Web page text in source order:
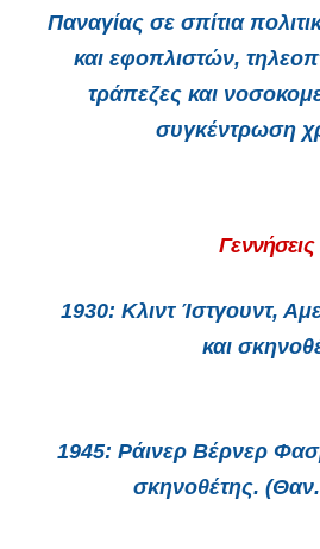
Παναγίας σε σπίτια
και εφοπλιστών,
τράπεζες και
συγκέντρωση
Γεννήσεις
1930: Κλιντ Ίστγουντ,
και
1945: Ράινερ Βέρνερ
σκηνοθέτης.